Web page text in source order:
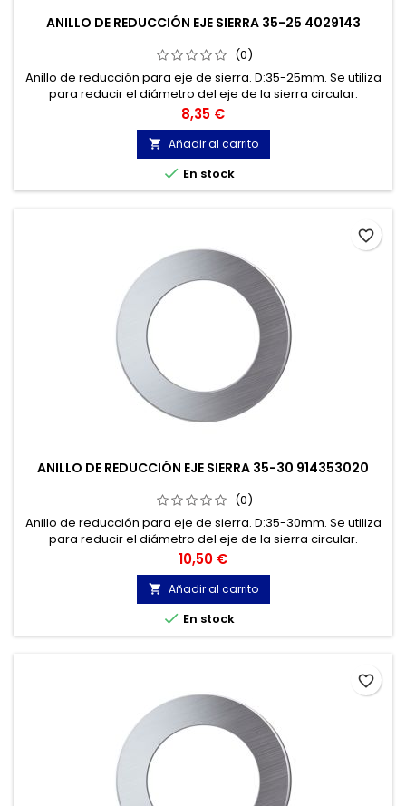
ANILLO DE REDUCCIÓN EJE SIERRA 35-25 4029143
(0)
Anillo de reducción para eje de sierra. D:35-25mm. Se utiliza
para reducir el diámetro del eje de la sierra circular.
Precio
8,35 €
 Añadir al carrito
 En stock
ANILLO DE REDUCCIÓN EJE SIERRA 35-30 914353020
(0)
Anillo de reducción para eje de sierra. D:35-30mm. Se utiliza
para reducir el diámetro del eje de la sierra circular.
Precio
10,50 €
 Añadir al carrito
 En stock
favorite_border
favorite_border